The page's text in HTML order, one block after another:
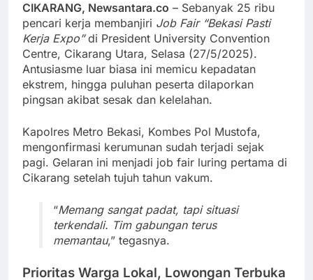
CIKARANG, Newsantara.co – Sebanyak 25 ribu
pencari kerja membanjiri Job Fair “Bekasi Pasti
Kerja Expo”di President University Convention
Centre, Cikarang Utara, Selasa (27/5/2025).
Antusiasme luar biasa ini memicu kepadatan
ekstrem, hingga puluhan peserta dilaporkan
pingsan akibat sesak dan kelelahan.
Kapolres Metro Bekasi, Kombes Pol Mustofa,
mengonfirmasi kerumunan sudah terjadi sejak
pagi. Gelaran ini menjadi job fair luring pertama di
Cikarang setelah tujuh tahun vakum.
“Memang sangat padat, tapi situasi
terkendali. Tim gabungan terus
memantau,” tegasnya.
Prioritas Warga Lokal, Lowongan Terbuka